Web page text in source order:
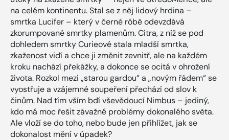
na celém kontinentu. Stal se z něj lidový hrdina –
smrtka Lucifer – který v černé róbě odevzdává
zkorumpované smrtky plamenům. Citra, z níž se pod
dohledem smrtky Curieové stala mladší smrtka,
zkaženost vidí a chce ji změnit zevnitř, ale na každém
kroku nachází překážky, a dokonce se ocitá v ohrožení
života. Rozkol mezi „starou gardou“ a „novým řádem“ se
vyostřuje a vzájemné soupeření přechází od slov k
činům. Nad tím vším bdí vševědoucí Nimbus – jediný,
kdo má moc řešit závažné problémy dokonalého světa.
Ale vloží se do toho, nebo bude jen přihlížet, jak se
dokonalost mění v úpadek?